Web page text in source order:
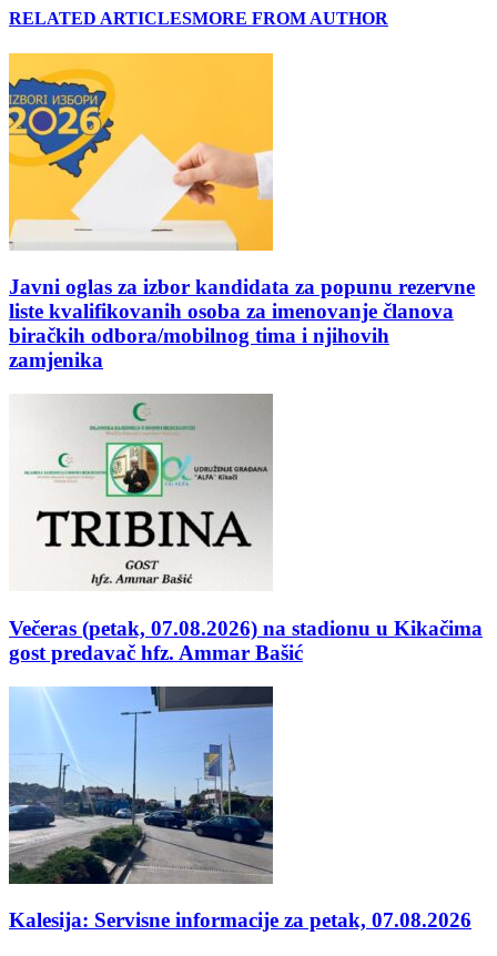
RELATED ARTICLESMORE FROM AUTHOR
Javni oglas za izbor kandidata za popunu rezervne
liste kvalifikovanih osoba za imenovanje članova
biračkih odbora/mobilnog tima i njihovih
zamjenika
Večeras (petak, 07.08.2026) na stadionu u Kikačima
gost predavač hfz. Ammar Bašić
Kalesija: Servisne informacije za petak, 07.08.2026